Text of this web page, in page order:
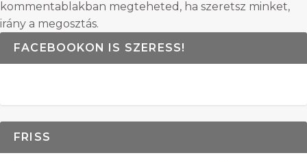
kommentablakban megteheted, ha szeretsz minket,
irány a megosztás.
FACEBOOKON IS SZERESS!
FRISS